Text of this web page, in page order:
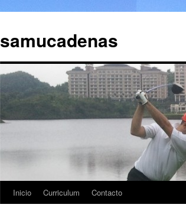
contenido
samucadenas
Inicio Curriculum Contacto